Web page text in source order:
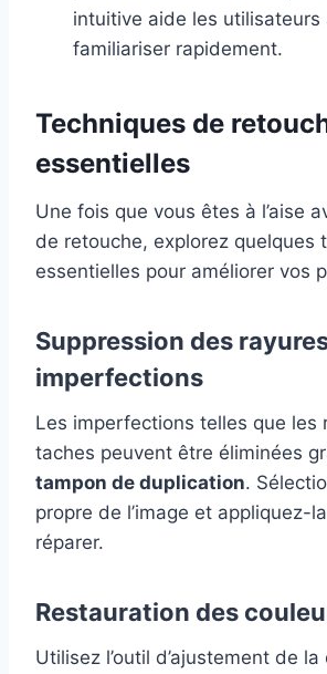
intuitive aide les utilisateurs
familiariser rapidement.
Techniques de
essentielles
Une fois que vous êtes à l’aise
de retouche, explorez quelques
essentielles pour améliorer vos
Suppression des
imperfections
Les imperfections telles que les
taches peuvent être éliminées
tampon de duplication.
propre de l’image et appliquez-
réparer.
Restauration des
Utilisez l’outil d’ajustement de